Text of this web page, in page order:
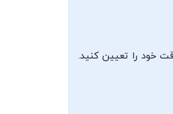
خود را تعیین کنید.